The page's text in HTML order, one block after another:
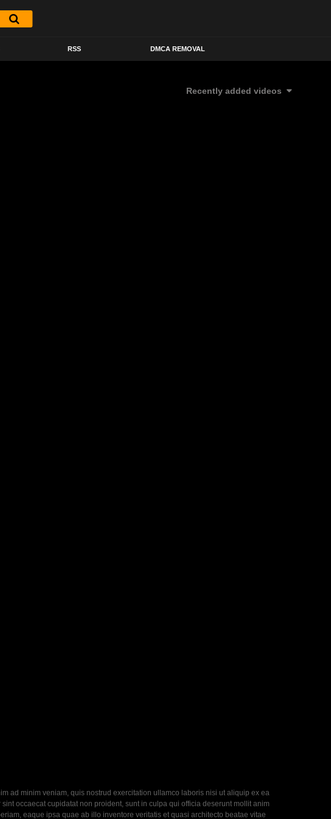
RSS DMCA REMOVAL
Recently added videos
ad minim veniam, quis nostrud exercitation ullamco laboris nisi ut aliquip ex ea
occaecat cupidatat non proident, sunt in culpa qui officia deserunt mollit anim
eaque ipsa quae ab illo inventore veritatis et quasi architecto beatae vitae